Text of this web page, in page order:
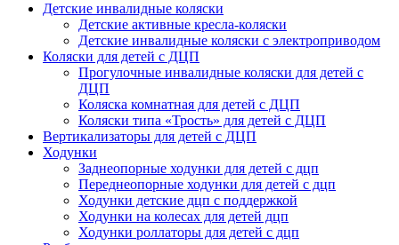
Детские инвалидные коляски
Детские активные кресла-коляски
Детские инвалидные коляски с электроприводом
Коляски для детей с ДЦП
Прогулочные инвалидные коляски для детей с
ДЦП
Коляска комнатная для детей с ДЦП
Коляски типа «Трость» для детей с ДЦП
Вертикализаторы для детей с ДЦП
Ходунки
Заднеопорные ходунки для детей с дцп
Переднеопорные ходунки для детей с дцп
Ходунки детские дцп с поддержкой
Ходунки на колесах для детей дцп
Ходунки роллаторы для детей с дцп